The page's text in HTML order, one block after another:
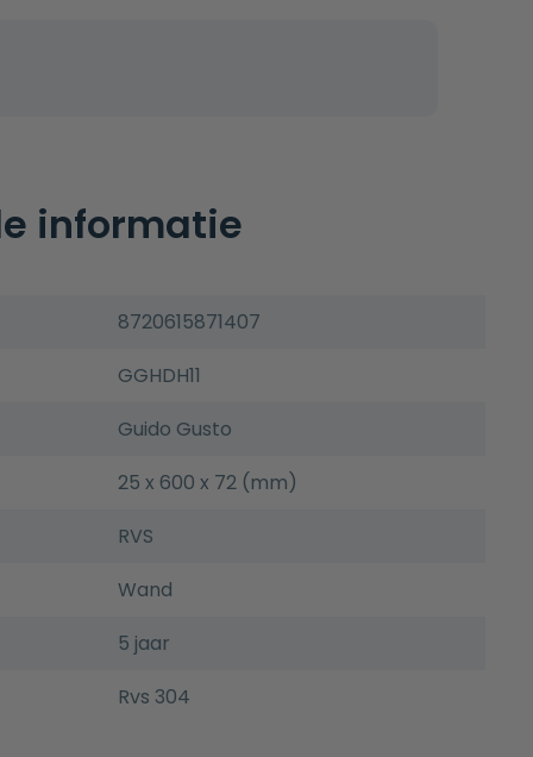
informatie
8720615871407
GGHDH11
Guido Gusto
25 x 600 x 72 (mm)
RVS
Wand
5 jaar
Rvs 304